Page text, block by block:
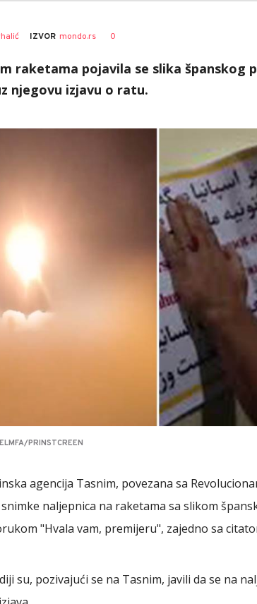
IZVOR mondo.rs 0
raketama pojavila se slika španskog
njegovu izjavu o ratu.
PRINSTCREEN
agencija Tasnim, povezana sa
naljepnica na raketama sa slikom
"Hvala vam, premijeru", zajedno sa
su, pozivajući se na Tasnim, javili da se na